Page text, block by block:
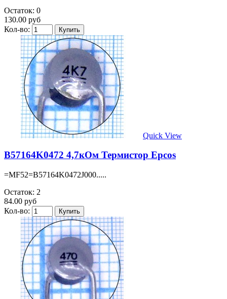
Остаток: 0
130.00 руб
Кол-во:
Quick View
B57164K0472 4,7кОм Термистор Epcos
=MF52=B57164K0472J000.....
Остаток: 2
84.00 руб
Кол-во: